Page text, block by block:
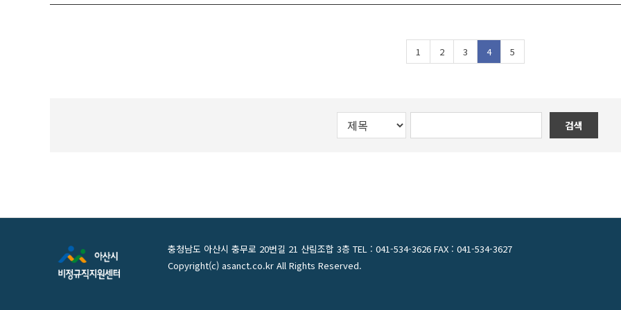
1 2 3 4 5
검색
충청남도 아산시 충무로 20번길 21 산림조합 3층 TEL : 041-534-3626 FAX : 041-534-3627
Copyright(c) asanct.co.kr All Rights Reserved.